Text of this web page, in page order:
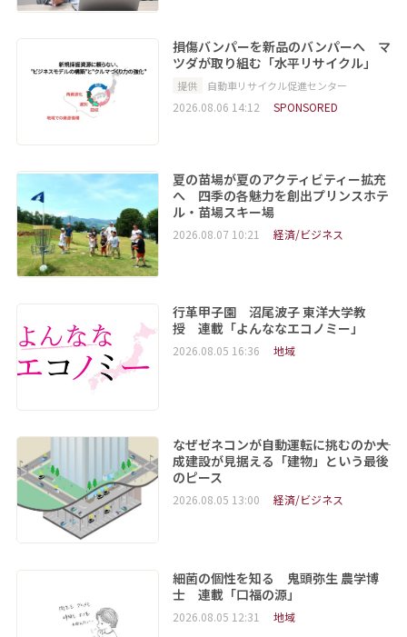
損傷バンパーを新品のバンパーへ マ
ツダが取り組む「水平リサイクル」
提供 自動車リサイクル促進センター
2026.08.06 14:12 SPONSORED
夏の苗場が夏のアクティビティー拡充
へ 四季の各魅力を創出プリンスホテ
ル・苗場スキー場
2026.08.07 10:21 経済/ビジネス
行革甲子園 沼尾波子 東洋大学教
授 連載「よんななエコノミー」
2026.08.05 16:36 地域
なぜゼネコンが自動運転に挑むのか――大
成建設が見据える「建物」という最後
のピース
2026.08.05 13:00 経済/ビジネス
細菌の個性を知る 鬼頭弥生 農学博
士 連載「口福の源」
2026.08.05 12:31 地域